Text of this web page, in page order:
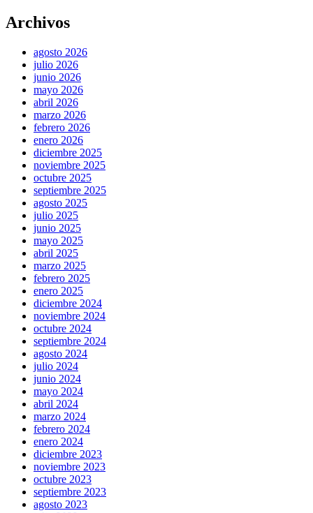
Archivos
agosto 2026
julio 2026
junio 2026
mayo 2026
abril 2026
marzo 2026
febrero 2026
enero 2026
diciembre 2025
noviembre 2025
octubre 2025
septiembre 2025
agosto 2025
julio 2025
junio 2025
mayo 2025
abril 2025
marzo 2025
febrero 2025
enero 2025
diciembre 2024
noviembre 2024
octubre 2024
septiembre 2024
agosto 2024
julio 2024
junio 2024
mayo 2024
abril 2024
marzo 2024
febrero 2024
enero 2024
diciembre 2023
noviembre 2023
octubre 2023
septiembre 2023
agosto 2023